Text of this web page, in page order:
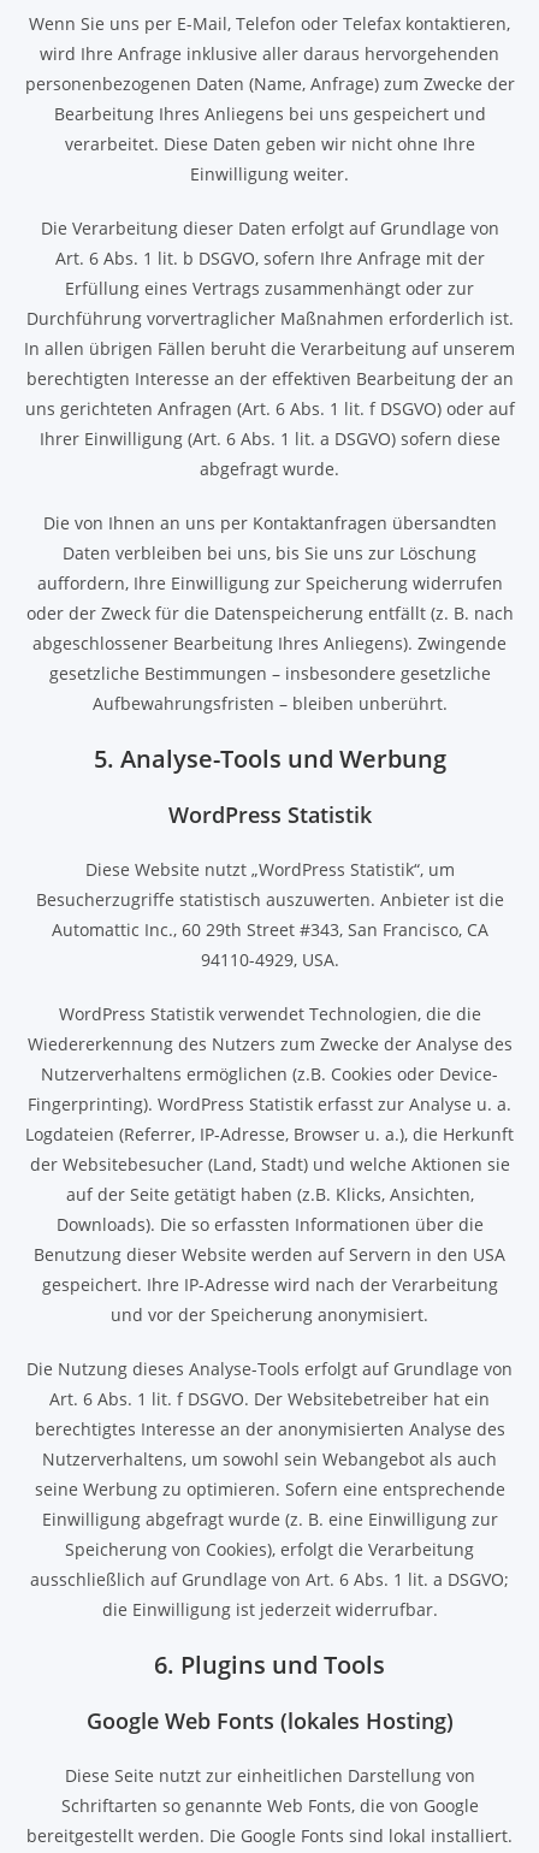
Wenn Sie uns per E-Mail, Telefon oder Telefax kontaktieren,
wird Ihre Anfrage inklusive aller daraus hervorgehenden
personenbezogenen Daten (Name, Anfrage) zum Zwecke der
Bearbeitung Ihres Anliegens bei uns gespeichert und
verarbeitet. Diese Daten geben wir nicht ohne Ihre
Einwilligung weiter.
Die Verarbeitung dieser Daten erfolgt auf Grundlage von
Art. 6 Abs. 1 lit. b DSGVO, sofern Ihre Anfrage mit der
Erfüllung eines Vertrags zusammenhängt oder zur
Durchführung vorvertraglicher Maßnahmen erforderlich ist.
In allen übrigen Fällen beruht die Verarbeitung auf unserem
berechtigten Interesse an der effektiven Bearbeitung der an
uns gerichteten Anfragen (Art. 6 Abs. 1 lit. f DSGVO) oder auf
Ihrer Einwilligung (Art. 6 Abs. 1 lit. a DSGVO) sofern diese
abgefragt wurde.
Die von Ihnen an uns per Kontaktanfragen übersandten
Daten verbleiben bei uns, bis Sie uns zur Löschung
auffordern, Ihre Einwilligung zur Speicherung widerrufen
oder der Zweck für die Datenspeicherung entfällt (z. B. nach
abgeschlossener Bearbeitung Ihres Anliegens). Zwingende
gesetzliche Bestimmungen – insbesondere gesetzliche
Aufbewahrungsfristen – bleiben unberührt.
5. Analyse-Tools und Werbung
WordPress Statistik
Diese Website nutzt „WordPress Statistik“, um
Besucherzugriffe statistisch auszuwerten. Anbieter ist die
Automattic Inc., 60 29th Street #343, San Francisco, CA
94110-4929, USA.
WordPress Statistik verwendet Technologien, die die
Wiedererkennung des Nutzers zum Zwecke der Analyse des
Nutzerverhaltens ermöglichen (z.B. Cookies oder Device-
Fingerprinting). WordPress Statistik erfasst zur Analyse u. a.
Logdateien (Referrer, IP-Adresse, Browser u. a.), die Herkunft
der Websitebesucher (Land, Stadt) und welche Aktionen sie
auf der Seite getätigt haben (z.B. Klicks, Ansichten,
Downloads). Die so erfassten Informationen über die
Benutzung dieser Website werden auf Servern in den USA
gespeichert. Ihre IP-Adresse wird nach der Verarbeitung
und vor der Speicherung anonymisiert.
Die Nutzung dieses Analyse-Tools erfolgt auf Grundlage von
Art. 6 Abs. 1 lit. f DSGVO. Der Websitebetreiber hat ein
berechtigtes Interesse an der anonymisierten Analyse des
Nutzerverhaltens, um sowohl sein Webangebot als auch
seine Werbung zu optimieren. Sofern eine entsprechende
Einwilligung abgefragt wurde (z. B. eine Einwilligung zur
Speicherung von Cookies), erfolgt die Verarbeitung
ausschließlich auf Grundlage von Art. 6 Abs. 1 lit. a DSGVO;
die Einwilligung ist jederzeit widerrufbar.
6. Plugins und Tools
Google Web Fonts (lokales Hosting)
Diese Seite nutzt zur einheitlichen Darstellung von
Schriftarten so genannte Web Fonts, die von Google
bereitgestellt werden. Die Google Fonts sind lokal installiert.